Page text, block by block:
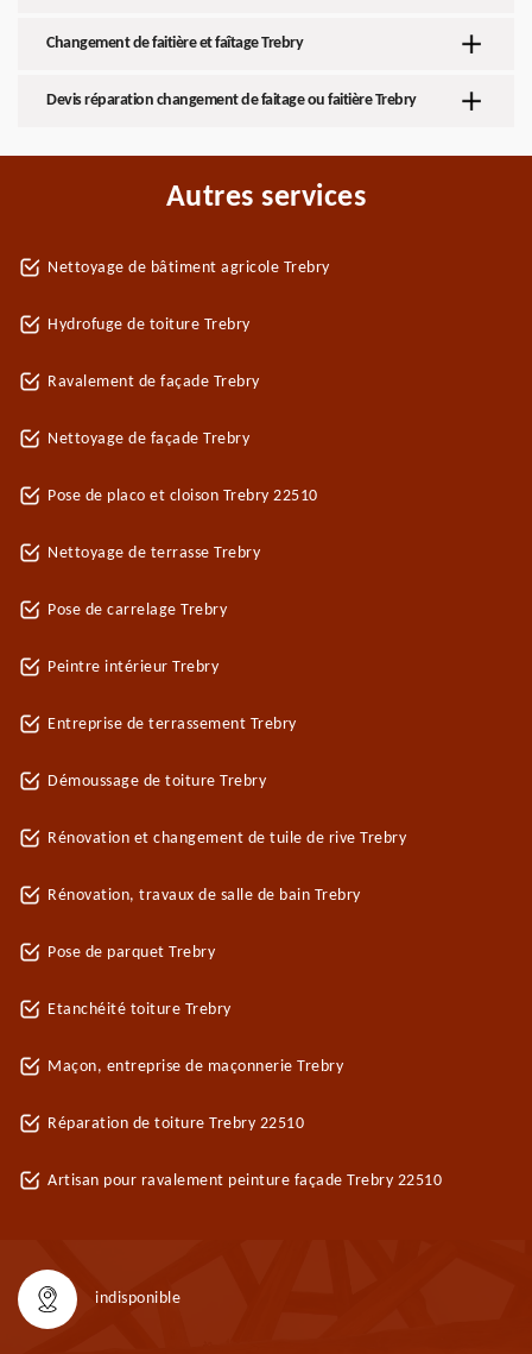
Changement de faitière et faîtage Trebry
Devis réparation changement de faitage ou faitière Trebry
Autres services
Nettoyage de bâtiment agricole Trebry
Hydrofuge de toiture Trebry
Ravalement de façade Trebry
Nettoyage de façade Trebry
Pose de placo et cloison Trebry 22510
Nettoyage de terrasse Trebry
Pose de carrelage Trebry
Peintre intérieur Trebry
Entreprise de terrassement Trebry
Démoussage de toiture Trebry
Rénovation et changement de tuile de rive Trebry
Rénovation, travaux de salle de bain Trebry
Pose de parquet Trebry
Etanchéité toiture Trebry
Maçon, entreprise de maçonnerie Trebry
Réparation de toiture Trebry 22510
Artisan pour ravalement peinture façade Trebry 22510
indisponible